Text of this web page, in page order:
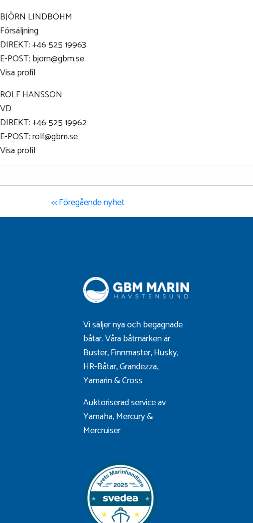
BJÖRN LINDBOHM
Försäljning
DIREKT: +46 525 19963
E-POST: bjorn@gbm.se
Visa profil
ROLF HANSSON
VD
DIREKT: +46 525 19962
E-POST: rolf@gbm.se
Visa profil
<< Föregående nyhet
Vi säljer nya och begagnade
båtar. Våra båtmärken är
Buster,Finnmaster,Husky,
HR-Båtar,Grandezza,
Yamarin&Cross
Auktoriserad service av
Yamaha, Mercury &
Mercruiser